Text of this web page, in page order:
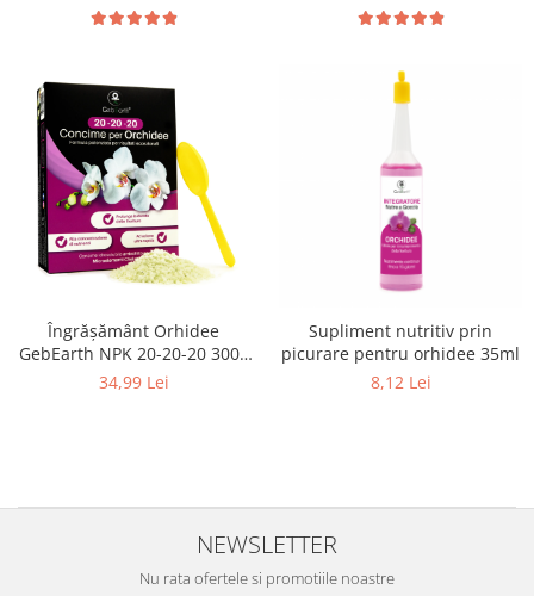
Îngrășământ Orhidee
GebEarth NPK 20-20-20 300g
Solubil
34,99 Lei
Supliment nutritiv prin
picurare pentru orhidee 35ml
8,12 Lei
NEWSLETTER
Nu rata ofertele si promotiile noastre